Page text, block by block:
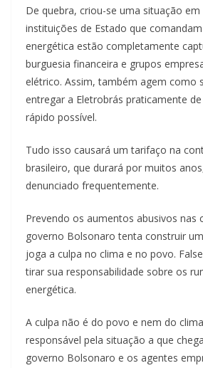
De quebra, criou-se uma situação
instituições de Estado que
energética estão completamente
burguesia financeira e grupos
elétrico. Assim, também agem como
entregar a Eletrobrás praticamente
rápido possível.
Tudo isso causará um tarifaço na
brasileiro, que durará por muitos
denunciado frequentemente.
Prevendo os aumentos abusivos nas
governo Bolsonaro tenta construir
joga a culpa no clima e no povo.
tirar sua responsabilidade sobre os
energética.
A culpa não é do povo e nem do
responsável pela situação a que
governo Bolsonaro e os agentes